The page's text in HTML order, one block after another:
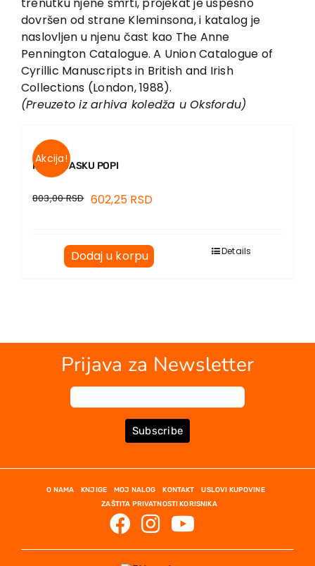
dovršen od strane Kleminsona, i katalog je
naslovljen u njenu čast kao The Anne
Pennington Catalogue. A Union Catalogue of
Cyrillic Manuscripts in British and Irish
Collections (London, 1988).
(Preuzeto iz arhiva koledža u Oksfordu)
Akcija!
PISMA VASKU POPI
803,00RSD 602,25 RSD
Dodaj u korpu Details
Prijava za Newsletter
Subscribe
O NAMA KNJIGE MOJ NALOG KONTAKT
USLOVI KUPOVINE
ZAŠTITA PRIVATNOSTI KORISNIKA